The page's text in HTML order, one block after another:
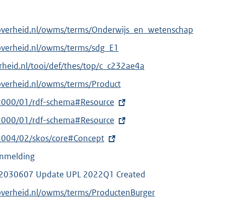
owms/terms/Onderwijs_en_wetenschap
owms/terms/sdg_E1
tooi/def/thes/top/c_c232ae4a
owms/terms/Product
01/rdf-schema#Resource
01/rdf-schema#Resource
02/skos/core#Concept
Update UPL 2022Q1 Created
owms/terms/ProductenBurger